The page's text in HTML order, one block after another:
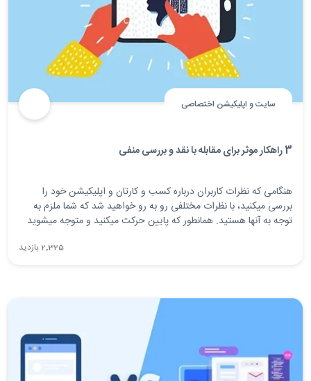
سایت و اپلیکیشن اختصاصی
3 راهکار موثر برای مقابله با نقد و بررسی منفی
هنگامی که نظرات کاربران درباره کسب و کارتان و اپلیکیشن خود را
بررسی میکنید، با نظرات مختلفی رو به رو خواهید شد که شما ملزم به
توجه به آنها هستید. همانطور که پایین حرکت میکنید و متوجه میشوید
افتخار می کنید. تا زمانی که با یک نظر منفی مواجه میشوید! این تنها یک
2٬325 بازدید